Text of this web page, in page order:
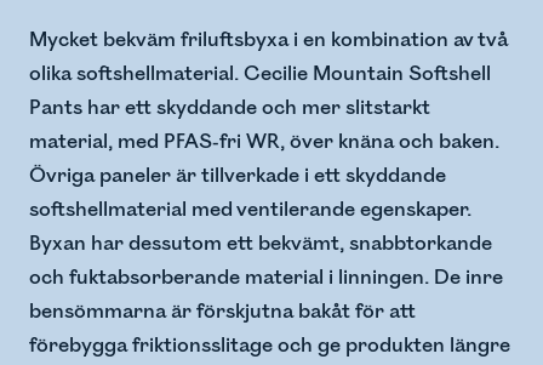
Mycket bekväm friluftsbyxa i en kombination av två
olika softshellmaterial. Cecilie Mountain Softshell
Pants har ett skyddande och mer slitstarkt
material, med PFAS-fri WR, över knäna och baken.
Övriga paneler är tillverkade i ett skyddande
softshellmaterial med ventilerande egenskaper.
Byxan har dessutom ett bekvämt, snabbtorkande
och fuktabsorberande material i linningen. De inre
bensömmarna är förskjutna bakåt för att
förebygga friktionsslitage och ge produkten längre